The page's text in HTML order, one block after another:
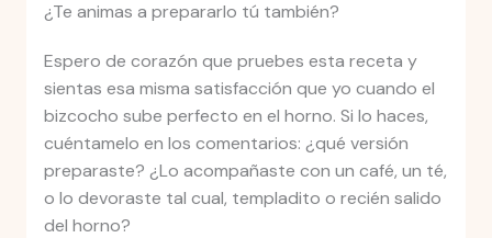
¿Te animas a prepararlo tú también?
Espero de corazón que pruebes esta receta y
sientas esa misma satisfacción que yo cuando el
bizcocho sube perfecto en el horno. Si lo haces,
cuéntamelo en los comentarios: ¿qué versión
preparaste? ¿Lo acompañaste con un café, un té,
o lo devoraste tal cual, templadito o recién salido
del horno?